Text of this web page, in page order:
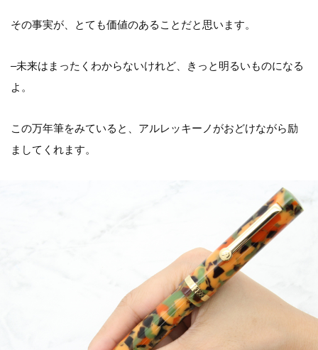
その事実が、とても価値のあることだと思います。
–未来はまったくわからないけれど、きっと明るいものになる
よ。
この万年筆をみていると、アルレッキーノがおどけながら励
ましてくれます。